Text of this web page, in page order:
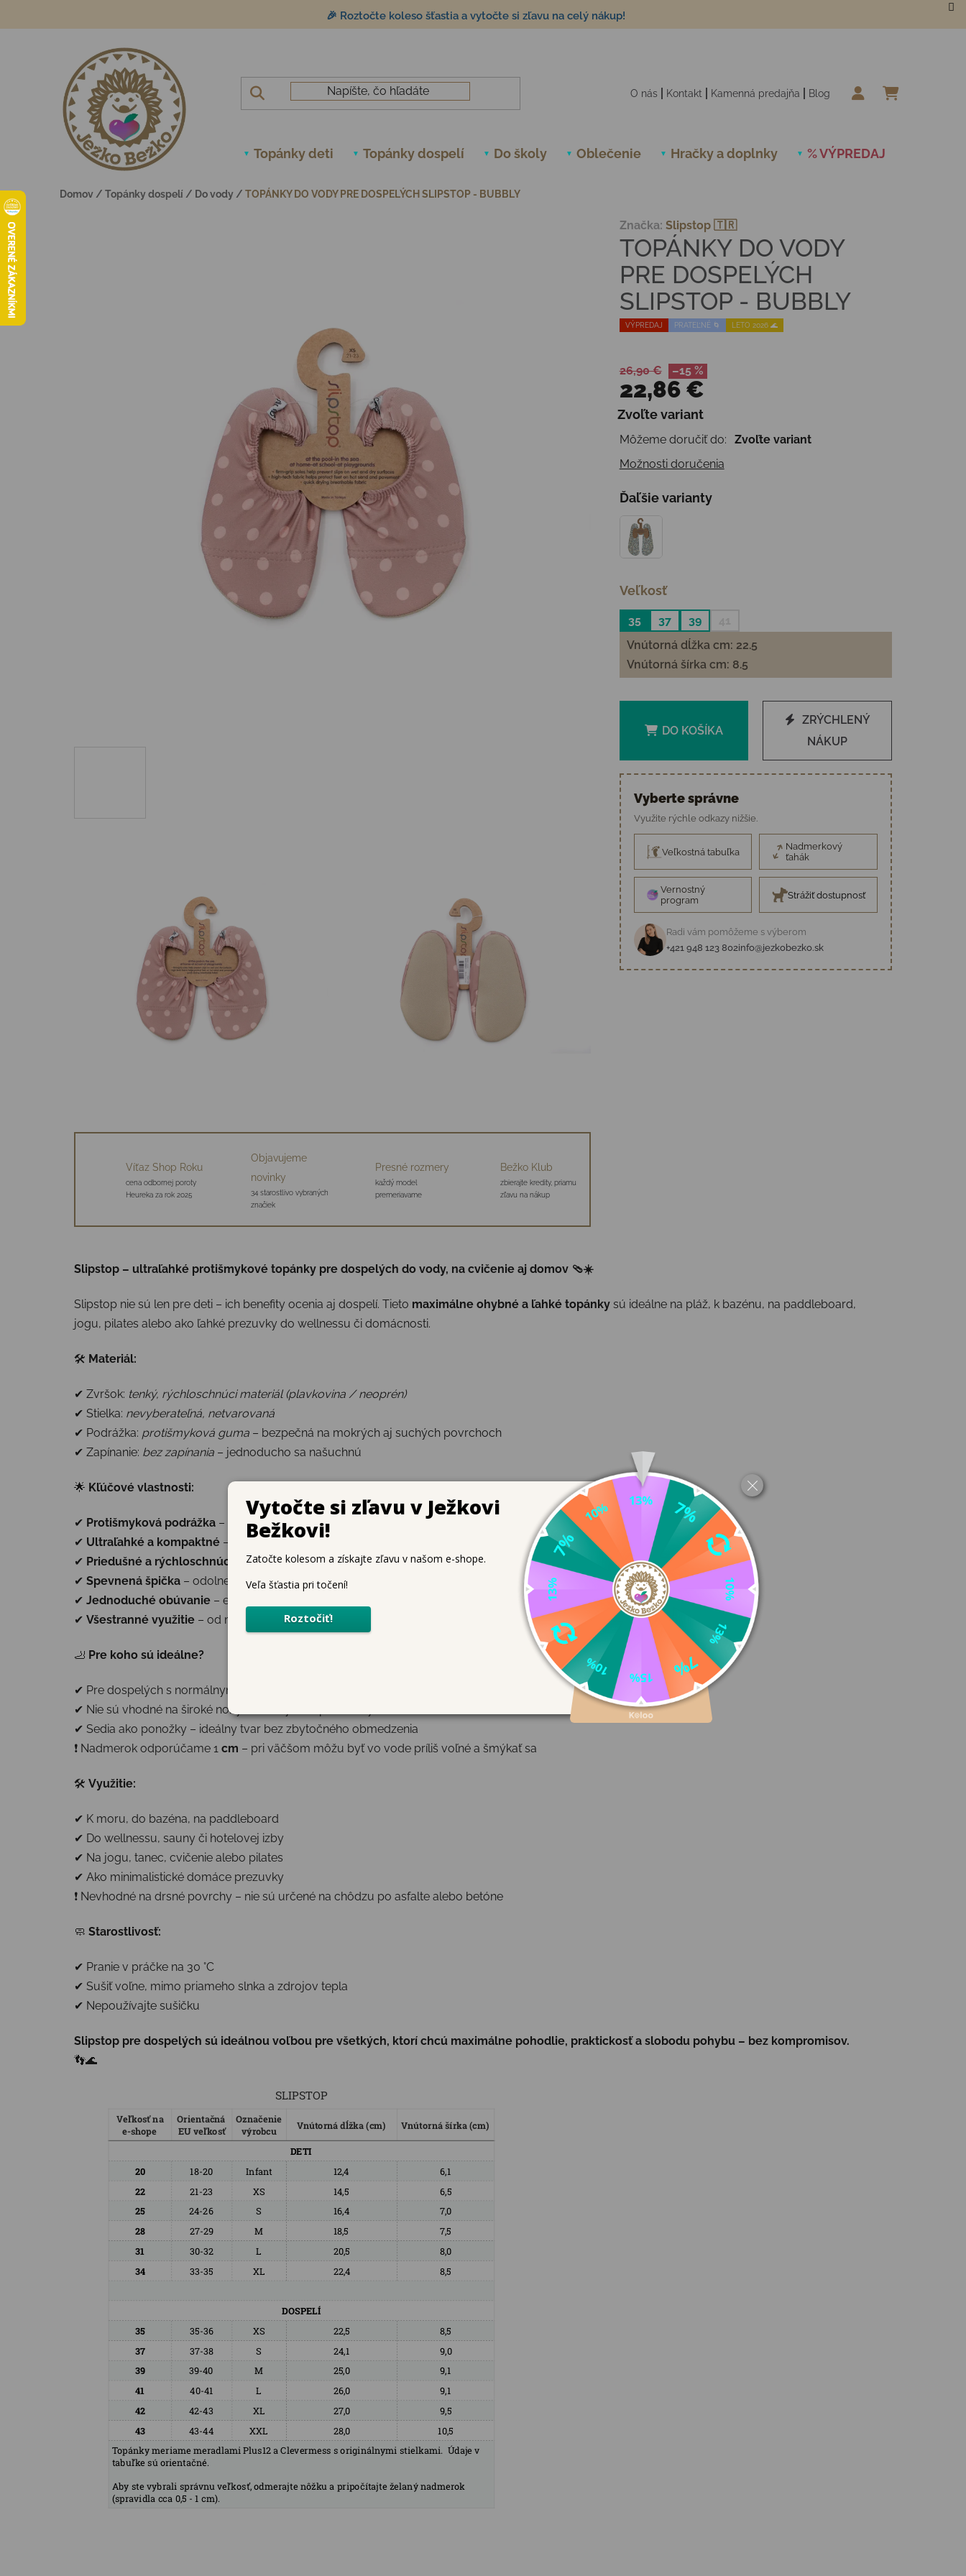
🎉 Roztočte koleso šťastia a vytočte si zľavu na celý nákup!
O nás Kontakt Kamenná predajňa Blog
Topánky deti Topánky dospelí Do školy Oblečenie Hračky a doplnky % VÝPREDAJ
Domov / Topánky dospelí / Do vody / TOPÁNKY DO VODY PRE DOSPELÝCH SLIPSTOP - BUBBLY
VÝPREDAJ PRATEĽNÉ 🌀 LETO 2026 🌊
TOPÁNKY DO VODY
PRE DOSPELÝCH
SLIPSTOP - BUBBLY
Značka: Slipstop 🇹🇷
26,90 € –15 %
22,86 €
Jednotková cena:
Zvoľte variant
Môžeme doručiť do:
Zvoľte variant
Možnosti doručenia
Ďaľšie varianty
Veľkosť
35 37 39
Vnútorná dĺžka cm: 22.5
Vnútorná šírka cm: 8.5
DO KOŠÍKA
ZRÝCHLENÝ
NÁKUP
Vyberte správne
Využite rýchle odkazy nižšie.
Veľkostná tabuľka
Nadmerkový
ťahák
Vernostný
program
Strážiť dostupnosť
Radi vám pomôžeme s výberom
+421 948 123 802info@jezkobezko.sk
Víťaz Shop Roku
cena odbornej poroty
Heureka za rok 2025
Objavujeme
novinky
34 starostlivo vybraných
značiek
Presné rozmery
každý model
premeriavame
Bežko Klub
zbierajte kredity, priamu
zľavu na nákup
Slipstop – ultraľahké protišmykové topánky pre dospelých do vody, na cvičenie aj domov 🩴☀️
Slipstop nie sú len pre deti – ich benefity ocenia aj dospelí. Tieto maximálne ohybné a ľahké topánky sú ideálne na pláž, k bazénu, na paddleboard,
jogu, pilates alebo ako ľahké prezuvky do wellnessu či domácnosti.
🛠 Materiál:
✔ Zvršok: tenký, rýchloschnúci materiál (plavkovina / neoprén)
✔ Stielka: nevyberateľná, netvarovaná
✔ Podrážka: protišmyková guma – bezpečná na mokrých aj suchých povrchoch
✔ Zapínanie: bez zapínania – jednoducho sa našuchnú
🌟 Kľúčové vlastnosti:
✔ Protišmyková podrážka – zvyšuje stabilitu na mokrom povrchu
✔ Ultraľahké a kompaktné – ideálne do batožiny, športovej tašky či kabelky
✔ Priedušné a rýchloschnúce
– komfort aj v horúcich dňoch
✔ Spevnená špička – odolnejšia proti oderu
✔ Jednoduché obúvanie – elastický okraj netlačí, pohodlne sa prispôsobí
✔ Všestranné využitie – od mora až po domáci relax
🦶 Pre koho sú ideálne?
✔ Pre dospelých s normálnymi až užšími chodidlami
✔ Nie sú vhodné na široké nohy alebo vysoké priehlavky
✔ Sedia ako ponožky – ideálny tvar bez zbytočného obmedzenia
❗ Nadmerok odporúčame 1 cm – pri väčšom môžu byť vo vode príliš voľné a šmýkať sa
🛠 Využitie:
✔ K moru, do bazéna, na paddleboard
✔ Do wellnessu, sauny či hotelovej izby
✔ Na jogu, tanec, cvičenie alebo pilates
✔ Ako minimalistické domáce prezuvky
❗ Nevhodné na drsné povrchy – nie sú určené na chôdzu po asfalte alebo betóne
🧼 Starostlivosť:
✔ Pranie v práčke na 30 °C
✔ Sušiť voľne, mimo priameho slnka a zdrojov tepla
✔ Nepoužívajte sušičku
Slipstop pre dospelých sú ideálnou voľbou pre všetkých, ktorí chcú maximálne pohodlie, praktickosť a slobodu pohybu – bez kompromisov.
👣🌊